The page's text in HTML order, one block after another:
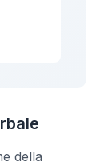
della